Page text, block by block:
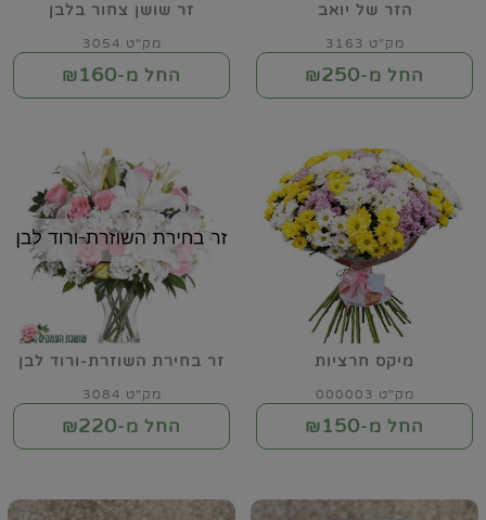
הזר של יואב
מק"ט 3163
החל מ-₪250
זר שושן צחור בלבן
מק"ט 3054
החל מ-₪160
מיקס חרציות
מק"ט 000003
החל מ-₪150
זר בחירת השוזרת-ורוד לבן
מק"ט 3084
החל מ-₪220